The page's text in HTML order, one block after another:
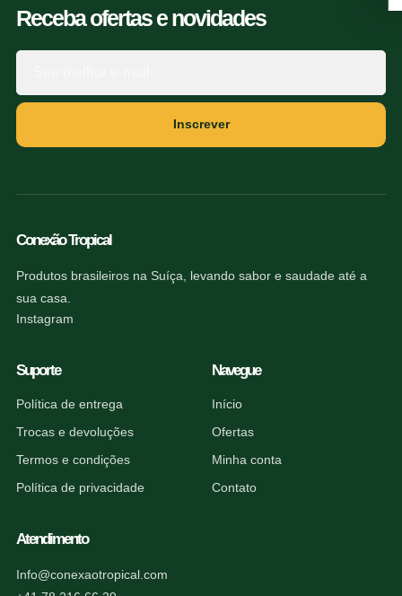
Receba ofertas e novidades
Inscrever
Conexão Tropical
Produtos brasileiros na Suíça, levando sabor e saudade até a
sua casa.
Instagram
Suporte
Política de entrega
Trocas e devoluções
Termos e condições
Política de privacidade
Navegue
Início
Ofertas
Minha conta
Contato
Atendimento
Info@conexaotropical.com